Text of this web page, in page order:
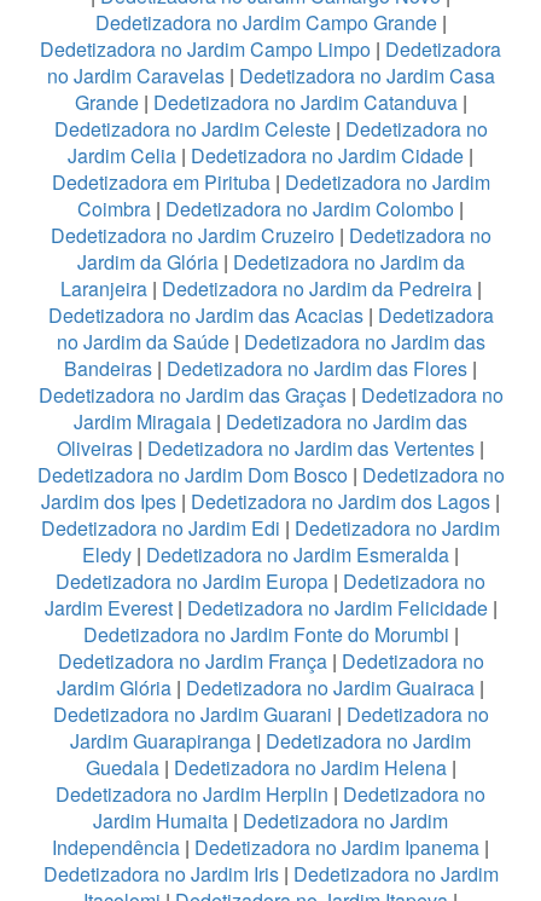
Dedetizadora no Jardim Campo Grande|
Dedetizadora no Jardim Campo Limpo | Dedetizadora
no Jardim Caravelas| Dedetizadora no Jardim Casa
Grande| Dedetizadora no Jardim Catanduva|
Dedetizadora no Jardim Celeste| Dedetizadora no
Jardim Celia | Dedetizadora no Jardim Cidade |
Dedetizadora em Pirituba| Dedetizadora no Jardim
Coimbra | Dedetizadora no Jardim Colombo |
Dedetizadora no Jardim Cruzeiro| Dedetizadora no
Jardim da Glória| Dedetizadora no Jardim da
Laranjeira| Dedetizadora no Jardim da Pedreira|
Dedetizadora no Jardim das Acacias| Dedetizadora
no Jardim da Saúde| Dedetizadora no Jardim das
Bandeiras | Dedetizadora no Jardim das Flores |
Dedetizadora no Jardim das Graças| Dedetizadora no
Jardim Miragaia | Dedetizadora no Jardim das
Oliveiras | Dedetizadora no Jardim das Vertentes |
Dedetizadora no Jardim Dom Bosco| Dedetizadora no
Jardim dos Ipes | Dedetizadora no Jardim dos Lagos |
Dedetizadora no Jardim Edi | Dedetizadora no Jardim
Eledy | Dedetizadora no Jardim Esmeralda |
Dedetizadora no Jardim Europa | Dedetizadora no
Jardim Everest| Dedetizadora no Jardim Felicidade|
Dedetizadora no Jardim Fonte do Morumbi |
Dedetizadora no Jardim França| Dedetizadora no
Jardim Glória | Dedetizadora no Jardim Guairaca |
Dedetizadora no Jardim Guarani | Dedetizadora no
Jardim Guarapiranga | Dedetizadora no Jardim
Guedala| Dedetizadora no Jardim Helena|
Dedetizadora no Jardim Herplin | Dedetizadora no
Jardim Humaita | Dedetizadora no Jardim
Independência | Dedetizadora no Jardim Ipanema |
Dedetizadora no Jardim Iris| Dedetizadora no Jardim